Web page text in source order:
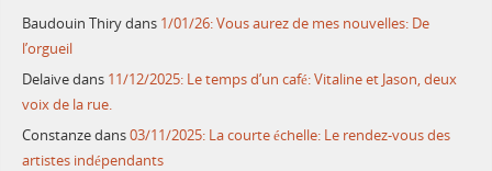
Baudouin Thirydans 1/01/26: Vous aurez de mes nouvelles: De
l’orgueil
Delaivedans 11/12/2025: Le temps d’un café: Vitaline et Jason, deux
voix de la rue.
Constanzedans03/11/2025: La courte échelle: Le rendez-vous des
artistes indépendants